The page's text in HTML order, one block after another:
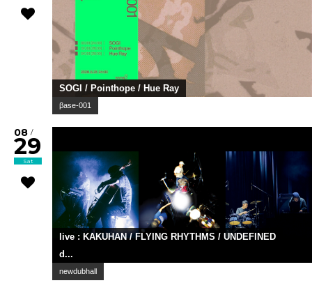
SOGI / Pointhope / Hue Ray
βase-001
08 /
29
Sat
live : KAKUHAN / FLYING RHYTHMS / UNDEFINED
d...
newdubhall